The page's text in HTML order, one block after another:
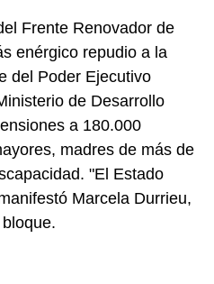
Frente Renovador de
enérgico repudio a la
del Poder Ejecutivo
de Desarrollo
a 180.000
madres de más de
"El Estado
Marcela Durrieu,